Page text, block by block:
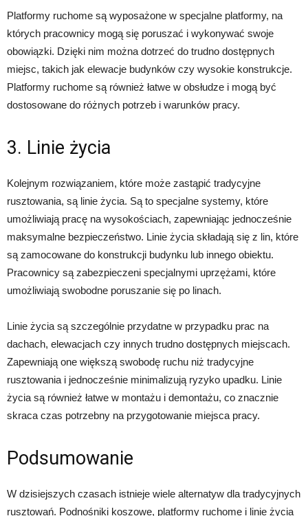
Platformy ruchome są wyposażone w specjalne platformy, na
których pracownicy mogą się poruszać i wykonywać swoje
obowiązki. Dzięki nim można dotrzeć do trudno dostępnych
miejsc, takich jak elewacje budynków czy wysokie konstrukcje.
Platformy ruchome są również łatwe w obsłudze i mogą być
dostosowane do różnych potrzeb i warunków pracy.
3. Linie życia
Kolejnym rozwiązaniem, które może zastąpić tradycyjne
rusztowania, są linie życia. Są to specjalne systemy, które
umożliwiają pracę na wysokościach, zapewniając jednocześnie
maksymalne bezpieczeństwo. Linie życia składają się z lin, które
są zamocowane do konstrukcji budynku lub innego obiektu.
Pracownicy są zabezpieczeni specjalnymi uprzężami, które
umożliwiają swobodne poruszanie się po linach.
Linie życia są szczególnie przydatne w przypadku prac na
dachach, elewacjach czy innych trudno dostępnych miejscach.
Zapewniają one większą swobodę ruchu niż tradycyjne
rusztowania i jednocześnie minimalizują ryzyko upadku. Linie
życia są również łatwe w montażu i demontażu, co znacznie
skraca czas potrzebny na przygotowanie miejsca pracy.
Podsumowanie
W dzisiejszych czasach istnieje wiele alternatyw dla tradycyjnych
rusztowań. Podnośniki koszowe, platformy ruchome i linie życia